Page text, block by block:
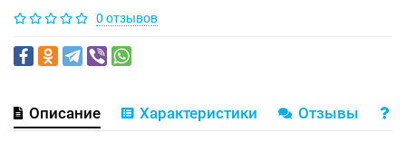
0 отзывов
Описание Характеристики Отзывы